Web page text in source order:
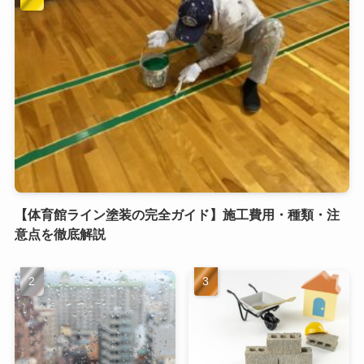
【体育館ライン塗装の完全ガイド】施工費用・種類・注
意点を徹底解説